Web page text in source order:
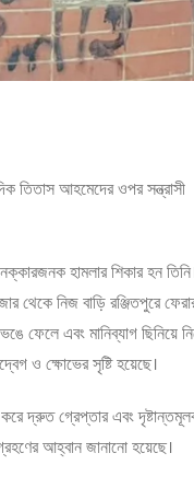
তিতাস আহমেদের ওপর সন্ত্রাসী
হামলার শিকার হন তিনি।
থেকে নিজ বাড়ি রঞ্জিতপুরে
ফেলে এবং মানিব্যাগ ছিনিয়ে
ও ক্ষোভের সৃষ্টি হয়েছে।
করে দ্রুত গ্রেপ্তার এবং
আহ্বান জানানো হয়েছে।